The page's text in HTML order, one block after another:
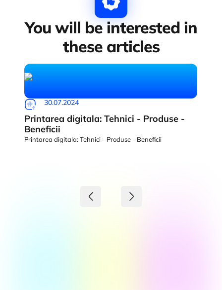
You will be interested in
these articles
30.07.2024
Printarea digitala: Tehnici - Produse -
Beneficii
Printarea digitala: Tehnici - Produse - Beneficii